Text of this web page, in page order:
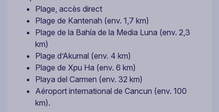
Plage, accès direct
Plage de Kantenah (env. 1,7 km)
Plage de la Bahía de la Media Luna (env. 2,3
km)
Plage d’Akumal (env. 4 km)
Plage de Xpu Ha (env. 6 km)
Playa del Carmen (env. 32 km)
Aéroport international de Cancun (env. 100
km).